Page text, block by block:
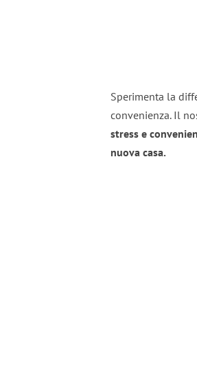
Sperimenta la
convenienza. Il
stress e
nuova casa.